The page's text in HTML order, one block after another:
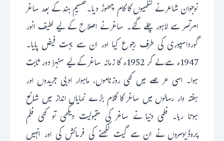
نوجوان شاعر نے کنگھیوں کا کام چھوڑ دیا۔تقسیمِ ہند کے بعد ساغر
امرتسر سے لاہور چلے گئے۔ ساغر نے اصلاح کے لیے لطیف انور
گورداسپوری کی طرف رجوع کیا اور ان سے بہت فیض پایا۔
1947ء سے لے کر 1952ء کا زمانہ ساغر کے لیے سنہرا دور ثابت
ہوا۔ اسی عرصے میں کئی روزناموں، ماہوار ادبی جریدوں اور
ہفتہ وار رسالوں میں ساغر کا کلام بڑے نمایاں انداز میں شائع
ہوتا رہا۔ فلمی دنیا نے ساغر کی مقبولیت دیکھی تو کئی فلم
پروڈیوسروں نے ان سے گیت لکھنے کی فرمائش کی اور انہیں